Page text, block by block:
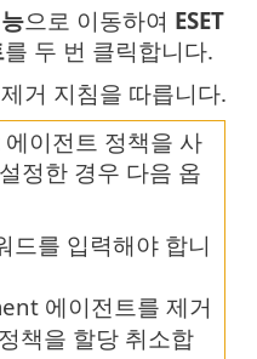
으로 이동하여 ESET
를 두 번 클릭합니다.
거 지침을 따릅니다.
이전트 정책을 사
정한 경우 다음 옵
드를 입력해야 합니
에이전트를 제거
책을 할당 취소합